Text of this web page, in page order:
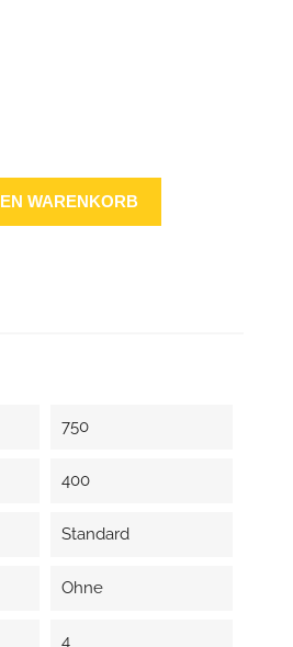
WARENKORB
750
400
Standard
Ohne
4